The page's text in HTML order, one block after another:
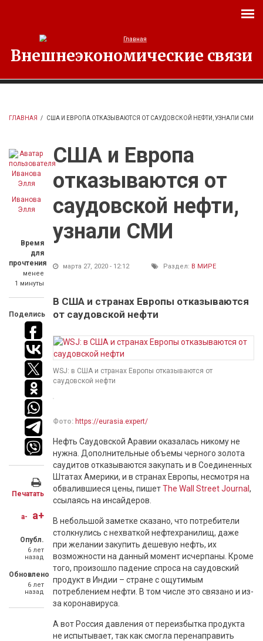
Внешнеэкономические связи
ГЛАВНАЯ / США И ЕВРОПА ОТКАЗЫВАЮТСЯ ОТ САУДОВСКОЙ НЕФТИ, УЗНАЛИ СМИ
Иванова
Элля
Время
для
прочтения
менее
1 минуты
Поделись
Печатать
a- a+
Опубл.
6 лет
назад
Обновлено
6 лет
назад
США и Европа
отказываются от
саудовской нефти,
узнали СМИ
марта 27, 2020 - 12:12 Раздел: В МИРЕ
В США и странах Европы отказываются
от саудовской нефти
WSJ: в США и странах Европы отказываются от
саудовской нефти
Фото: https://eurasia.expert/
Нефть Саудовской Аравии оказалась никому не
нужна. Дополнительные объемы черного золота
саудитов отказываются закупать и в Соединенных
Штатах Америки, и в странах Европы, несмотря на
обвалившиеся цены, пишетThe Wall Street Journal,
ссылаясь на инсайдеров.
В небольшой заметке сказано, что потребители
столкнулись с нехваткой нефтехранилищ, даже
при желании закупить дешевую нефть, их
возможности на данный момент исчерпаны. Кроме
того, произошло падение спроса на саудовский
продукт в Индии – стране с ощутимым
потреблением нефти. В том числе это связано и из-
за коронавируса.
А вот Россия давления от переизбытка продукта
не испытывает, так как смогла перенаправить